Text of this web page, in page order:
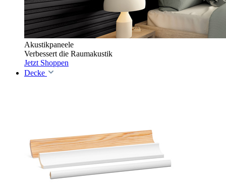
Akustikpaneele
Verbessert die Raumakustik
Jetzt Shoppen
Decke